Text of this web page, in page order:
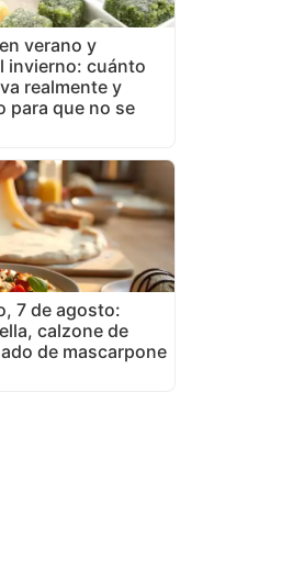
verano y
invierno: cuánto
realmente y
para que no se
7 de agosto:
calzone de
de mascarpone